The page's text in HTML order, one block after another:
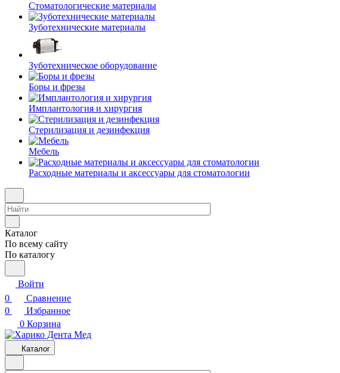
Стоматологические материалы
Зуботехнические материалы
Зуботехническое оборудование
Боры и фрезы
Имплантология и хирургия
Стерилизация и дезинфекция
Мебель
Расходные материалы и аксессуары для стоматологии
Каталог
По всему сайту
По каталогу
Войти
0
Сравнение
0
Избранное
0 Корзина
Каталог